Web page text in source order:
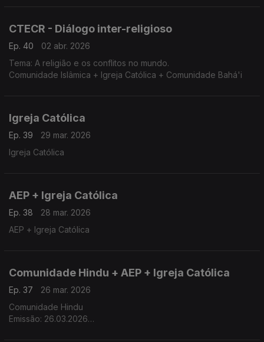
CTECR - Diálogo inter-religioso
Ep. 40
02 abr. 2026
Tema: A religião e os conflitos no mundo.
Comunidade Islâmica + Igreja Católica + Comunidade Bahá'i
Igreja Católica
Ep. 39
29 mar. 2026
Igreja Católica
AEP + Igreja Católica
Ep. 38
28 mar. 2026
AEP + Igreja Católica
Comunidade Hindu + AEP + Igreja Católica
Ep. 37
26 mar. 2026
Comunidade Hindu
Emissão: 26.03.2026